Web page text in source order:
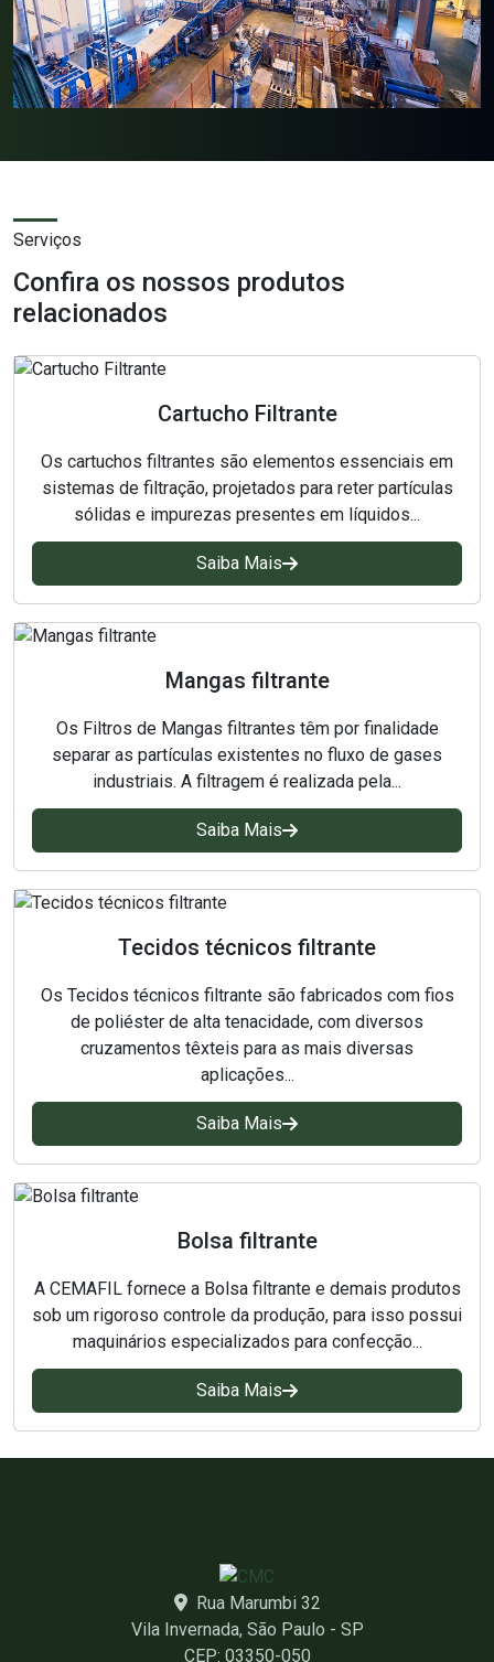
Papel 650 Gramas
Papel 80 Gramas
Papel para laboratório
Papelões filtrante
Sacos para Cesta de Titânio
Tecido não tecido
Tecidos técnicos filtrante
Serviços
Confira os nossos produtos
relacionados
Cartucho Filtrante
Os cartuchos filtrantes são elementos essenciais em
sistemas de filtração, projetados para reter partículas
sólidas e impurezas presentes em líquidos...
Saiba Mais
Mangas filtrante
Os Filtros de Mangas filtrantes têm por finalidade
separar as partículas existentes no fluxo de gases
industriais. A filtragem é realizada pela...
Saiba Mais
Tecidos técnicos filtrante
Os Tecidos técnicos filtrante são fabricados com fios
de poliéster de alta tenacidade, com diversos
cruzamentos têxteis para as mais diversas
aplicações...
Saiba Mais
Bolsa filtrante
A CEMAFIL fornece a Bolsa filtrante e demais produtos
sob um rigoroso controle da produção, para isso possui
maquinários especializados para confecção...
Saiba Mais
Rua Marumbi 32
Vila Invernada, São Paulo - SP
CEP: 03350-050